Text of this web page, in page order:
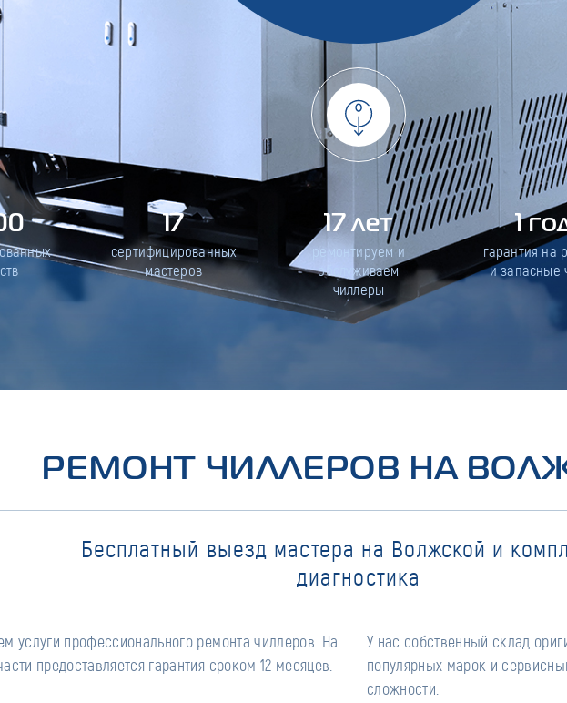
17
сертифицированных
мастеров
17 лет
ремонтируем и
обслуживаем
чиллеры
1
гарантия на
и запасные
РЕМОНТ ЧИЛЛЕРОВ НА
Бесплатный выезд мастера на Волжской и
диагностика
услуги профессионального ремонта чиллеров. На
предоставляется гарантия сроком 12 месяцев.
У нас собственный склад
популярных марок и
сложности.